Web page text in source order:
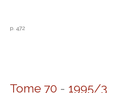
p. 472
Tome 70 - 1995/3